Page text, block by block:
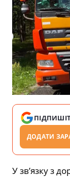
ДОДАТИ
У зв’язку з